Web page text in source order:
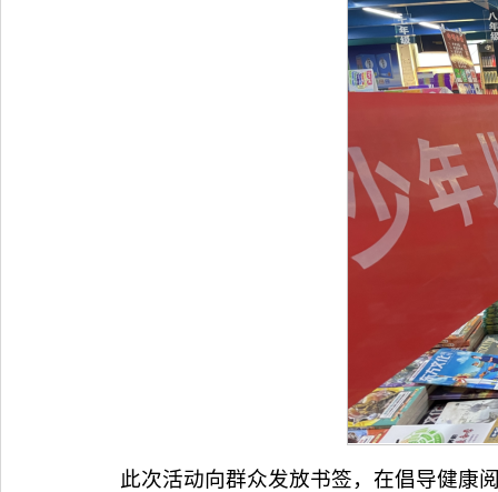
此次活动向群众发放书签，在倡导健康